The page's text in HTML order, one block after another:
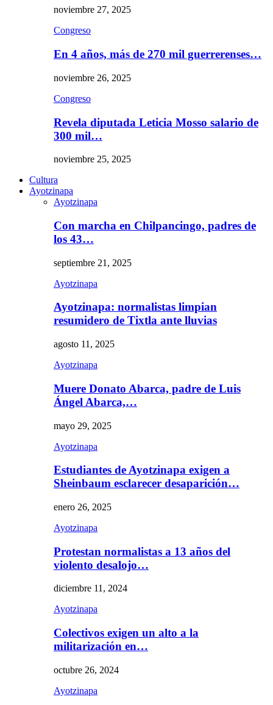
noviembre 27, 2025
Congreso
En 4 años, más de 270 mil guerrerenses…
noviembre 26, 2025
Congreso
Revela diputada Leticia Mosso salario de
300 mil…
noviembre 25, 2025
Cultura
Ayotzinapa
Ayotzinapa
Con marcha en Chilpancingo, padres de
los 43…
septiembre 21, 2025
Ayotzinapa
Ayotzinapa: normalistas limpian
resumidero de Tixtla ante lluvias
agosto 11, 2025
Ayotzinapa
Muere Donato Abarca, padre de Luis
Ángel Abarca,…
mayo 29, 2025
Ayotzinapa
Estudiantes de Ayotzinapa exigen a
Sheinbaum esclarecer desaparición…
enero 26, 2025
Ayotzinapa
Protestan normalistas a 13 años del
violento desalojo…
diciembre 11, 2024
Ayotzinapa
Colectivos exigen un alto a la
militarización en…
octubre 26, 2024
Ayotzinapa